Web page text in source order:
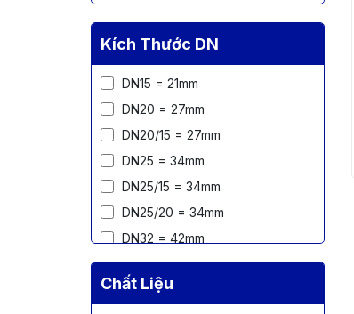
Kích Thước DN
DN15 = 21mm
DN20 = 27mm
DN20/15 = 27mm
DN25 = 34mm
DN25/15 = 34mm
DN25/20 = 34mm
DN32 = 42mm
DN32/15 = 42mm
DN32/20 = 42mm
Chất Liệu